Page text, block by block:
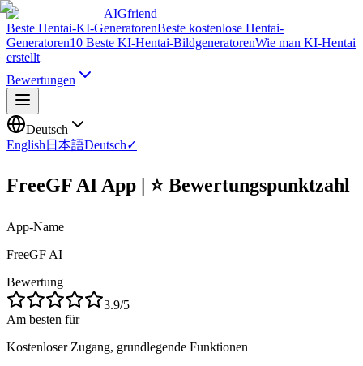
AIGfriend
Beste Hentai-KI-GeneratorenBeste kostenlose Hentai-
Generatoren10 Beste KI-Hentai-BildgeneratorenWie man KI-Hentai
erstellt
Bewertungen
Deutsch
English 日本語Deutsch✓
FreeGF AI App | ⭐ Bewertungspunktzahl
App-Name
FreeGF AI
Bewertung
3.9/5
Am besten für
Kostenloser Zugang, grundlegende Funktionen